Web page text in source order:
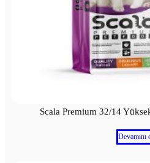
Scala Premium 32/14
Devamını